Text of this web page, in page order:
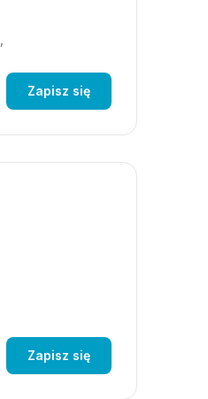
Zapisz się
Zapisz się